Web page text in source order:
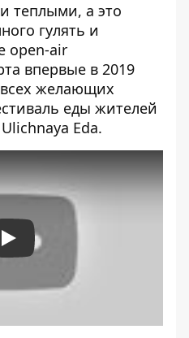
теплыми, а это
гулять и
open-air
впервые в 2019
всех желающих
еды жителей
Ulichnaya Eda.
Play